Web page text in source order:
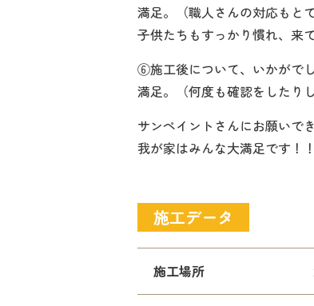
満足。（職人さんの対応もと
子供たちもすっかり慣れ、来
⑥施工後について、いかがでし
満足。（何度も確認をしたり
サンペイントさんにお願いで
我が家はみんな大満足です！
施工データ
施工場所